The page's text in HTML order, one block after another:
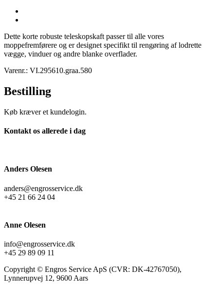
Dette korte robuste teleskopskaft passer til alle vores
moppefremførere og er designet specifikt til rengøring af lodrette
vægge, vinduer og andre blanke overflader.
Varenr.: VI.295610.graa.580
Bestilling
Køb kræver et kundelogin.
Kontakt os allerede i dag
Anders Olesen
anders@engrosservice.dk
+45 21 66 24 04
Anne Olesen
info@engrosservice.dk
+45 29 89 09 11
Copyright © Engros Service ApS (CVR: DK-42767050),
Lynnerupvej 12, 9600 Aars